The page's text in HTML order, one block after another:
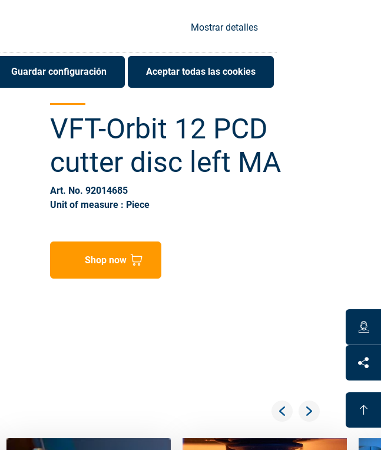
Mostrar detalles
Guardar configuración Aceptar todas las cookies
VFT-Orbit 12 PCD
cutter disc left MA
Art. No. 92014685
Unit of measure : Piece
Shop now